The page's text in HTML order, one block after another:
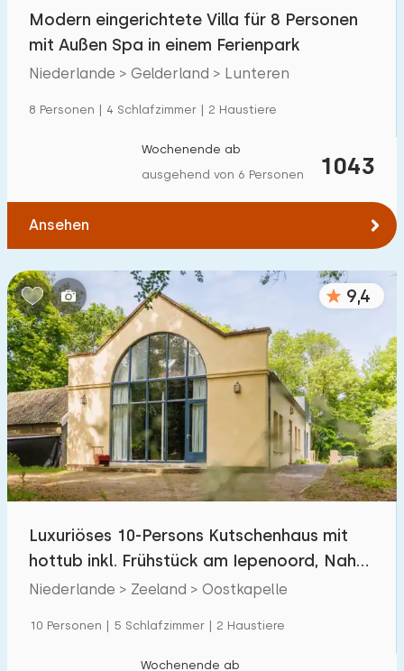
Zum Meer(max. km) :
Zum Wald(max. km):
5 10 20
1 2
Zu öffentlichen Verkehrsmitteln (max. km)
0,2 0,5 1 2
Unterkunft
Nicht im Ferienpark 37
Im Ferienpark 88
Einfamilienhaus
Ferienbauernhof
Villa
Modern eingerichtete Villa für 8 Personen
mit Außen Spa in einem Ferienpark
Niederlande > Gelderland > Lunteren
8 Personen | 4 Schlafzimmer | 2 Haustiere
1043
Wochenende ab
ausgehend von 6 Personen
Ansehen
9,4
Luxuriöses 10-Persons Kutschenhaus mit
hottub inkl. Frühstück am Iepenoord, Nah
am Strand
Niederlande > Zeeland > Oostkapelle
10 Personen | 5 Schlafzimmer | 2 Haustiere
Wochenende ab